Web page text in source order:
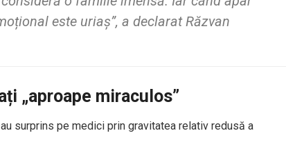
este uriaș”, a declarat Răzvan
„aproape miraculos”
surprins pe medici prin gravitatea relativ redusă a